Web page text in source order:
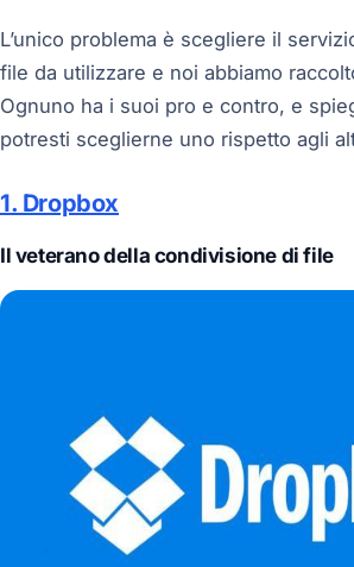
L’unico problema è scegliere il
file da utilizzare e noi abbiamo
Ognuno ha i suoi pro e contro, e
potresti sceglierne uno rispetto agli
1. Dropbox
Il veterano della condivisione di file